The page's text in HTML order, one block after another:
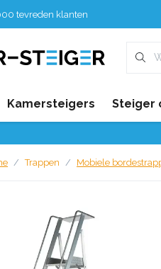
tevreden klanten
Kamersteigers Steiger
Trappen Mobiele